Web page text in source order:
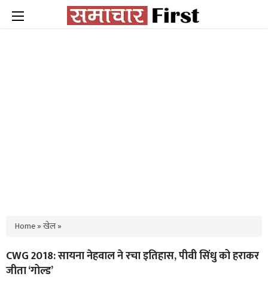
Home»खेल»
CWG 2018: सायना नेहवाल ने रचा इतिहास, पीवी सिंधु को हराकर
जीता ‘गोल्ड’